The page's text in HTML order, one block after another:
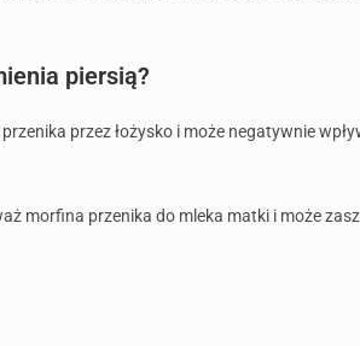
piersią?
przez łożysko i może negatywnie
morfina przenika do mleka matki i może